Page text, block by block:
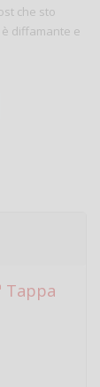
che sto
diffamante e
Tappa